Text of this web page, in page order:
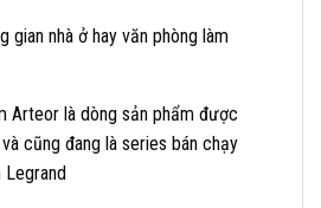
gian nhà ở hay văn phòng làm
Arteor là dòng sản phẩm được
cũng đang là series bán chạy